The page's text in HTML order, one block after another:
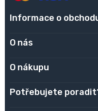
Informace o
O nás
O nákupu
Potřebujete